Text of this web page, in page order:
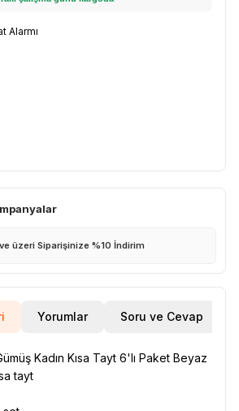
Alarmı
üzeri Siparişinize %10 İndirim
Yorumlar Soru ve Cevap
Kadın Kısa Tayt 6'lı Paket Beyaz
tayt